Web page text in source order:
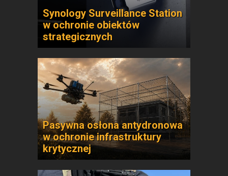
Synology Surveillance Station
w ochronie obiektów
strategicznych
Pasywna osłona antydronowa
w ochronie infrastruktury
krytycznej